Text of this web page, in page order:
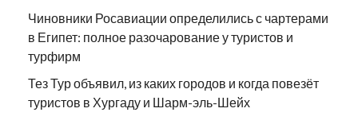
Чиновники Росавиации определились с чартерами
в Египет: полное разочарование у туристов и
турфирм
Тез Тур объявил, из каких городов и когда повезёт
туристов в Хургаду и Шарм-эль-Шейх